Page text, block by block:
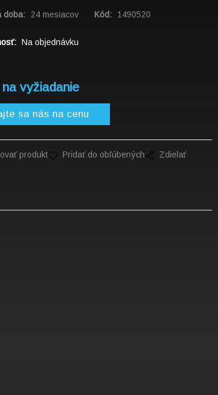
doba: 24 mesiacov Kód: 1490520
Na objednávku
vyžiadanie
sa nás na cenu
produkt Pridať do obľúbených Zdielať